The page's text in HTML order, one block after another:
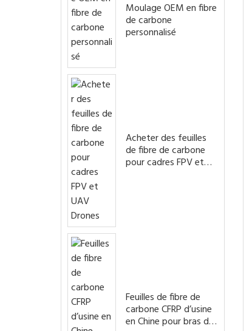
Moulage OEM en fibre
de carbone
personnalisé
Acheter des feuilles
de fibre de carbone
pour cadres FPV et
Feuilles de fibre de
carbone CFRP d’usine
en Chine pour bras de